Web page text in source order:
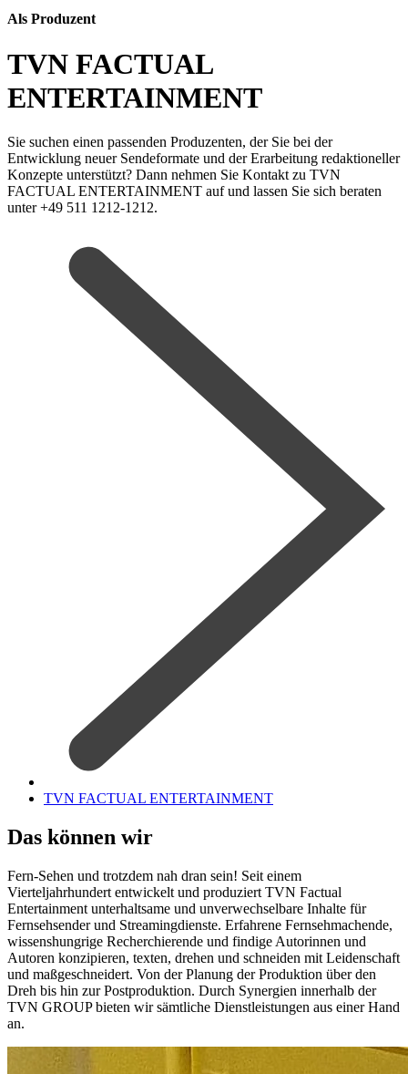
Als Produzent
TVN FACTUAL
ENTERTAINMENT
Sie suchen einen passenden Produzenten, der Sie bei der
Entwicklung neuer Sendeformate und der Erarbeitung redaktioneller
Konzepte unterstützt? Dann nehmen Sie Kontakt zu TVN
FACTUAL ENTERTAINMENT auf und lassen Sie sich beraten
unter +49 511 1212-1212.
TVN FACTUAL ENTERTAINMENT
Das können wir
Fern-Sehen und trotzdem nah dran sein! Seit einem
Vierteljahrhundert entwickelt und produziert TVN Factual
Entertainment unterhaltsame und unverwechselbare Inhalte für
Fernsehsender und Streamingdienste. Erfahrene Fernsehmachende,
wissenshungrige Recherchierende und findige Autorinnen und
Autoren konzipieren, texten, drehen und schneiden mit Leidenschaft
und maßgeschneidert. Von der Planung der Produktion über den
Dreh bis hin zur Postproduktion. Durch Synergien innerhalb der
TVN GROUP bieten wir sämtliche Dienstleistungen aus einer Hand
an.